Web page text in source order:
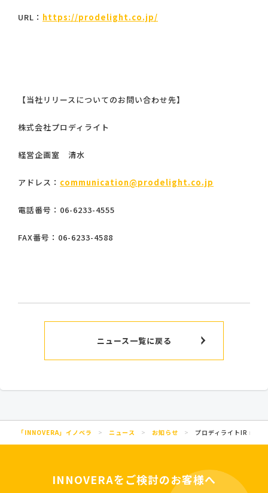
URL： https://prodelight.co.jp/
【当社リリースについてのお問い合わせ先】
株式会社プロディライト
経営企画室 清水
アドレス： communication@prodelight.co.jp
電話番号：06-6233-4555
FAX番号：06-6233-4588
ニュース一覧に戻る
「INNOVERA」イノベラ > ニュース > お知らせ > プロディライトIR note
INNOVERAをご検討のお客様へ